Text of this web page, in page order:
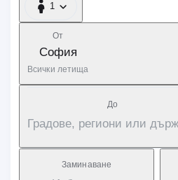
1
1 Пътник
От
София
Всички летища
Дo
Градове, региони или
Заминаване